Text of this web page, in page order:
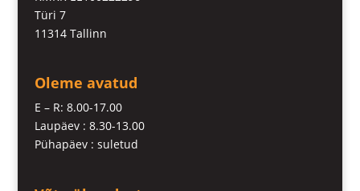
Türi 7
11314 Tallinn
Oleme avatud
E – R: 8.00-17.00
Laupäev : 8.30-13.00
Pühapäev : suletud